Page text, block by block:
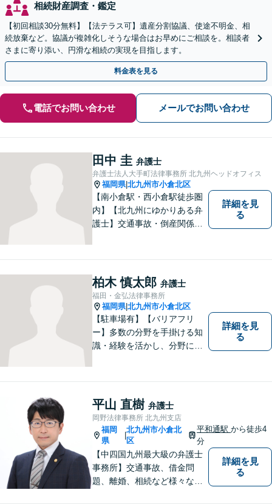
相続財産調査・鑑定
【初回相談30分無料】【法テラス可】遺産分割協議、使途不明金、相
続放棄など。協議が複雑化しそうな場合はお早めにご相談を。相談者
さまに寄り添い、円滑な相続の実現を目指します。
料金表を見る
電話でお問い合わせ メールでお問い合わせ
田中 圭 弁護士
弁護士法人大手町法律事務所 北九州ヘッドオフィス
福岡県|北九州市小倉北区
【南小倉駅・西小倉駅徒歩圏
内】【北九州にゆかりある弁
護士】交通事故・倒産関係・
ション」をモットーに問題の
本質把握から解決に至るまで
懇切丁寧に対応します！【宅
建士資格あり】
詳細を見
る
柏木 慎太郎 弁護士
福田・金弘法律事務所
福岡県|北九州市小倉北区
【駐車場有】【バリアフリ
ー】多数の分野を手掛ける知
識・経験を活かし、分野にと
かりやすいリーガルサービス
を提供致します。メール相談
やビデオ面談にも柔軟に対応
しております。 まずは、ご相
談ください。
詳細を見
る
平山 直樹 弁護士
岡野法律事務所 北九州支店
福岡
県
|
北九州市小倉北
区
平和通駅から徒歩4
分
【中四国九州最大級の弁護士
事務所】交通事故、借金問
題、離婚、相続など様々な問
詳細を見
る